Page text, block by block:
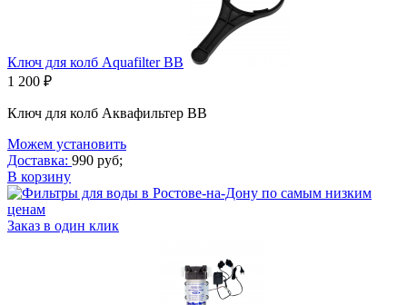
Ключ для колб Aquafilter ВВ
1 200 ₽
Ключ для колб Аквафильтер ВВ
Можем установить
Доставка: 990 руб;
В корзину
Заказ в один клик